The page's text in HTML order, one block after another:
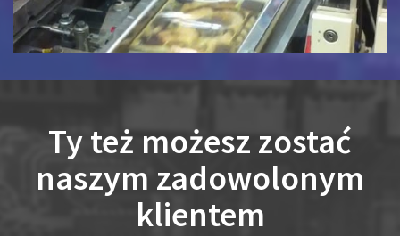
Ty też możesz zostać
naszym zadowolonym
klientem